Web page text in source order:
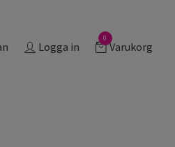
Logga in
0
Varukorg